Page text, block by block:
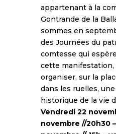
appartenant à la
Gontrande de la
sommes en
des Journées du
comtesse qui
cette
organiser, sur la
dans les ruelles,
historique de la vie
Vendredi 22
novembre //20h30